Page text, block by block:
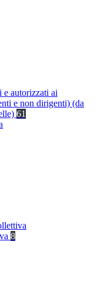
autorizzati ai
e non dirigenti) (da
61
8